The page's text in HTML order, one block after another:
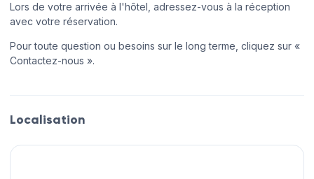
Lors de votre arrivée à l'hôtel, adressez-vous à la réception
avec votre réservation.
Pour toute question ou besoins sur le long terme, cliquez sur «
Contactez-nous ».
Localisation